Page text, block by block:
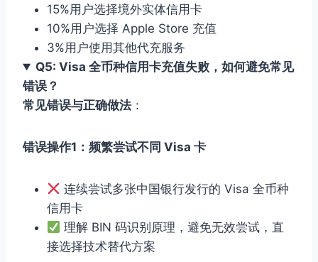
15%用户选择境外实体信用卡
10%用户选择 Apple Store 充值
3%用户使用其他代充服务
Q5: Visa 全币种信用卡充值失败，如何避免常见
错误？
常见错误与正确做法 ：
错误操作1：频繁尝试不同 Visa 卡
连续尝试多张中国银行发行的 Visa 全币种
信用卡
理解 BIN 码识别原理，避免无效尝试，直
接选择技术替代方案